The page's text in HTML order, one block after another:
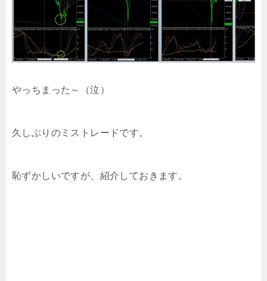
やっちまった～（泣）
久しぶりのミストレードです。
恥ずかしいですが、紹介しておきます。